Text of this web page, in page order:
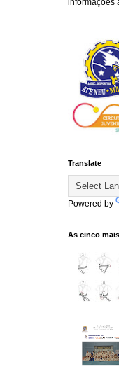
informações
Translate
Powered by
As cinco